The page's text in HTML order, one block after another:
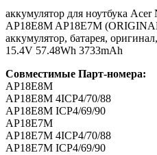
аккумулятор для ноутбука
AP18E8M AP18E7M
аккумулятор, батарея, оригинал,
15.4V 57.48Wh 3733mAh
Совместимые Парт-номера:
AP18E8M
AP18E8M 4ICP4/70/88
AP18E8M ICP4/69/90
AP18E7M
AP18E7M 4ICP4/70/88
AP18E7M ICP4/69/90